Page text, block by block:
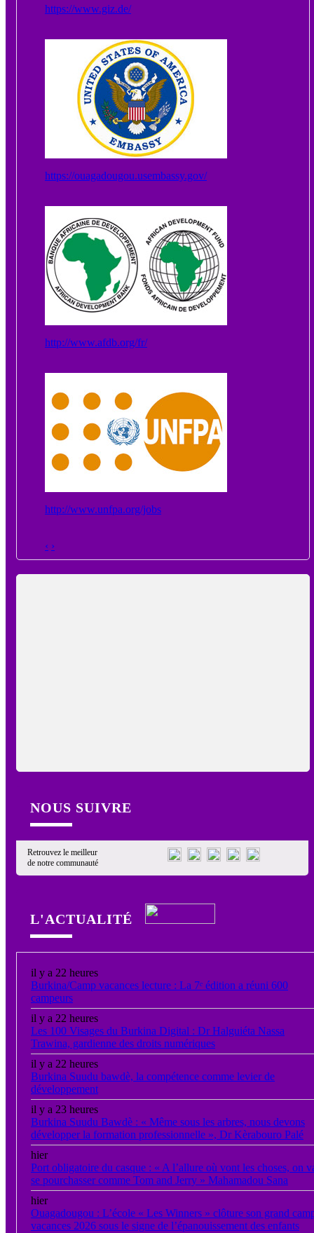
https://www.giz.de/
https://ouagadougou.usembassy.gov/
http://www.afdb.org/fr/
http://www.unfpa.org/jobs
‹ ›
NOUS SUIVRE
Retrouvez le meilleur
de notre communauté
L'ACTUALITÉ
il y a 22 heures
Burkina/Camp vacances lecture : La 7ᵉ édition a réuni 600
campeurs
il y a 22 heures
Les 100 Visages du Burkina Digital : Dr Halguiéta Nassa
Trawina, gardienne des droits numériques
il y a 22 heures
Burkina Suudu bawdè, la compétence comme levier de
développement
il y a 23 heures
Burkina Suudu Bawdè : « Même sous les arbres, nous devons
développer la formation professionnelle », Dr Kèrabouro Palé
hier
Port obligatoire du casque : « A l’allure où vont les choses, on
se pourchasser comme Tom and Jerry » Mahamadou Sana
hier
Ouagadougou : L’école « Les Winners » clôture son grand
vacances 2026 sous le signe de l’épanouissement des enfants